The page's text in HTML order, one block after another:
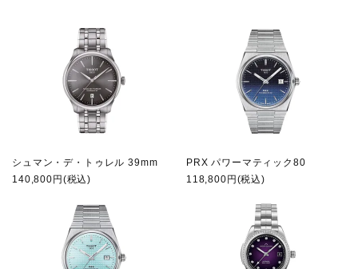
シュマン・デ・トゥレル 39mm
140,800円(税込)
PRX パワーマティック80
118,800円(税込)